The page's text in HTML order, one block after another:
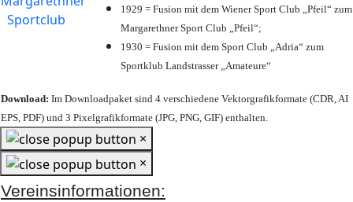
1929 = Fusion mit dem Wiener Sport Club „Pfeil“ zum
Margarethner Sport Club „Pfeil“;
1930 = Fusion mit dem Sport Club „Adria“ zum
Sportklub Landstrasser „Amateure“
Download: Im Downloadpaket sind 4 verschiedene Vektorgrafikformate (CDR, AI
EPS, PDF) und 3 Pixelgrafikformate (JPG, PNG, GIF) enthalten.
×
×
Vereinsinformationen: